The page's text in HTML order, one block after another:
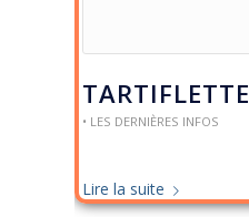
TARTIFLETTE
• LES DERNIÈRES INFOS
Lire la suite